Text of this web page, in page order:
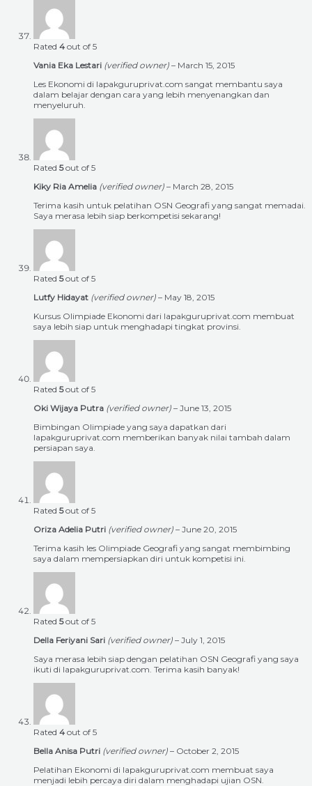
Rated 4 out of 5
Vania Eka Lestari (verified owner) – March 15, 2015
Les Ekonomi di lapakguruprivat.com sangat membantu saya
dalam belajar dengan cara yang lebih menyenangkan dan
menyeluruh.
Rated 5out of 5
Kiky Ria Amelia (verified owner) – March 28, 2015
Terima kasih untuk pelatihan OSN Geografi yang sangat memadai.
Saya merasa lebih siap berkompetisi sekarang!
Rated 5out of 5
Lutfy Hidayat (verified owner) – May 18, 2015
Kursus Olimpiade Ekonomi dari lapakguruprivat.com membuat
saya lebih siap untuk menghadapi tingkat provinsi.
Rated 5out of 5
Oki Wijaya Putra (verified owner) – June 13, 2015
Bimbingan Olimpiade yang saya dapatkan dari
lapakguruprivat.com memberikan banyak nilai tambah dalam
persiapan saya.
Rated 5out of 5
Oriza Adelia Putri (verified owner) – June 20, 2015
Terima kasih les Olimpiade Geografi yang sangat membimbing
saya dalam mempersiapkan diri untuk kompetisi ini.
Rated 5out of 5
Della Feriyani Sari (verified owner) – July 1, 2015
Saya merasa lebih siap dengan pelatihan OSN Geografi yang saya
ikuti di lapakguruprivat.com. Terima kasih banyak!
Rated 4 out of 5
Bella Anisa Putri (verified owner) – October 2, 2015
Pelatihan Ekonomi di lapakguruprivat.com membuat saya
menjadi lebih percaya diri dalam menghadapi ujian OSN.